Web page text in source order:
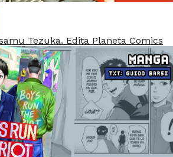
Tezuka. Edita Planeta Comics